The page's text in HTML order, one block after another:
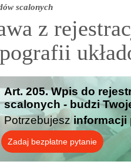
scalonych
z
Art. 205. Wpis do
scalonych - budzi
Potrzebujesz informacji
Zadaj bezpłatne pytanie